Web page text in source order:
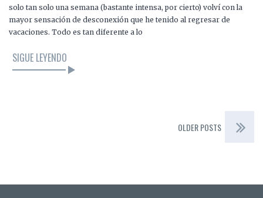
solo tan solo una semana (bastante intensa, por cierto) volví con la
mayor sensación de desconexión que he tenido al regresar de
vacaciones. Todo es tan diferente a lo
SIGUE LEYENDO
OLDER POSTS